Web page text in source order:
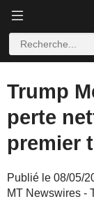
Trump
perte
premier
Publié le 08/05/
MT Newswires -